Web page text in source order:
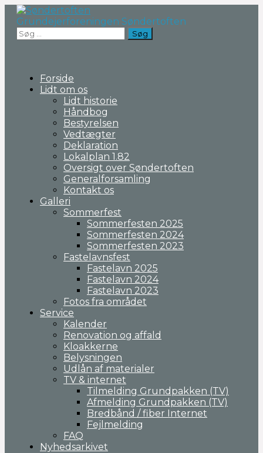
Fortsæt
indhold
Grundejerforeningen Søndertoften
Søg
efter:
Forside
Lidt om os
Lidt historie
Håndbog
Bestyrelsen
Vedtægter
Deklaration
Lokalplan 1.82
Oversigt over Søndertoften
Generalforsamling
Kontakt os
Galleri
Sommerfest
Sommerfesten 2025
Sommerfesten 2024
Sommerfesten 2023
Fastelavnsfest
Fastelavn 2025
Fastelavn 2024
Fastelavn 2023
Fotos fra området
Service
Kalender
Renovation og affald
Kloakkerne
Belysningen
Udlån af materialer
TV & internet
Tilmelding Grundpakken (TV)
Afmelding Grundpakken (TV)
Bredbånd / fiber Internet
Fejlmelding
FAQ
Nyhedsarkivet